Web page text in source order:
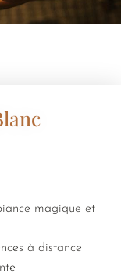
magique et
à distance